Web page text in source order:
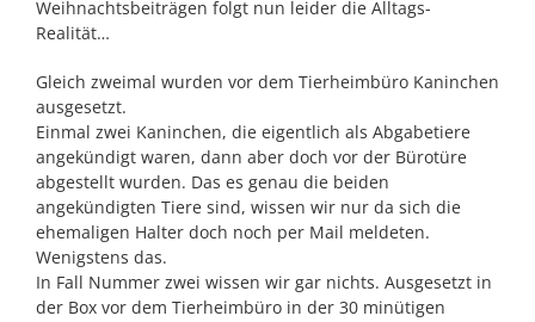
Weihnachtsbeiträgen folgt nun leider die Alltags-
Realität…
Gleich zweimal wurden vor dem Tierheimbüro Kaninchen
ausgesetzt.
Einmal zwei Kaninchen, die eigentlich als Abgabetiere
angekündigt waren, dann aber doch vor der Bürotüre
abgestellt wurden. Das es genau die beiden
angekündigten Tiere sind, wissen wir nur da sich die
ehemaligen Halter doch noch per Mail meldeten.
Wenigstens das.
In Fall Nummer zwei wissen wir gar nichts. Ausgesetzt in
der Box vor dem Tierheimbüro in der 30 minütigen